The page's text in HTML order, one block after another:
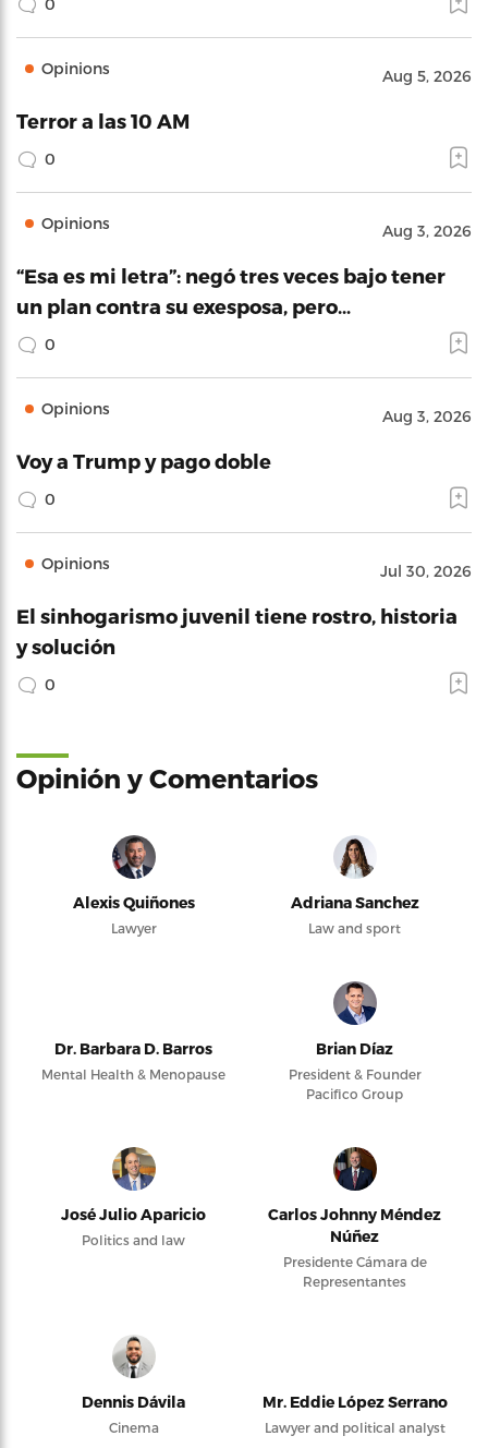
0
Opinions Aug 5, 2026
Terror a las 10 AM
0
Opinions Aug 3, 2026
“Esa es mi letra”: negó tres veces bajo tener
un plan contra su exesposa, pero…
0
Opinions Aug 3, 2026
Voy a Trump y pago doble
0
Opinions Jul 30, 2026
El sinhogarismo juvenil tiene rostro, historia
y solución
0
Opinión y Comentarios
Alexis Quiñones
Lawyer
Adriana Sanchez
Law and sport
Dr. Barbara D. Barros
Mental Health & Menopause
Brian Díaz
President & Founder
Pacifico Group
José Julio Aparicio
Politics and law
Carlos Johnny Méndez
Núñez
Presidente Cámara de
Representantes
Dennis Dávila
Cinema
Mr. Eddie López Serrano
Lawyer and political analyst